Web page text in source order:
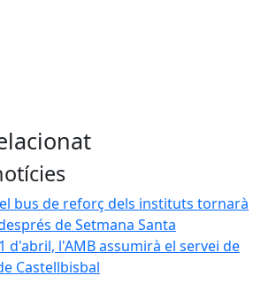
bus de reforç dels instituts tornarà
de Setmana Santa
d'abril, l'AMB assumirà el servei de
Castellbisbal